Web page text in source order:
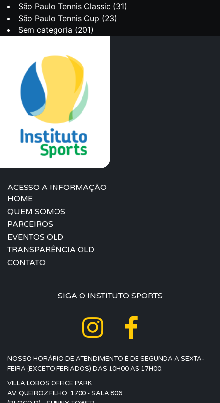
São Paulo Tennis Classic (31)
São Paulo Tennis Cup (23)
Sem categoria (201)
ACESSO A INFORMAÇÃO
HOME
QUEM SOMOS
PARCEIROS
EVENTOS OLD
TRANSPARÊNCIA OLD
CONTATO
SIGA O INSTITUTO SPORTS
NOSSO HORÁRIO DE ATENDIMENTO É DE SEGUNDA A SEXTA-
FEIRA (EXCETO FERIADOS) DAS 10H00 AS 17H00.
VILLA LOBOS OFFICE PARK
AV. QUEIROZ FILHO, 1700 - SALA 806